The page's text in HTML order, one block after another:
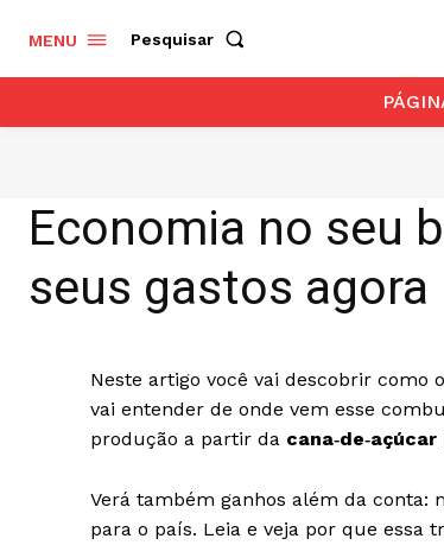
MENU Pesquisar
Economia no seu
seus gastos agora
Neste artigo você vai descobrir como o
vai entender de onde vem esse
produção a partir da cana‑de‑açúcar
Verá também ganhos além da conta:
para o país. Leia e veja por que essa